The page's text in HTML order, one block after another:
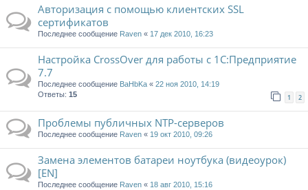
Авторизация с помощью клиентских SSL
сертификатов
Последнее сообщение Raven « 17 дек 2010, 16:23
Настройка CrossOver для работы с 1С:Предприятие
7.7
Последнее сообщение BaHbKa « 22 ноя 2010, 14:19
Ответы: 15 1 2
Проблемы публичных NTP-серверов
Последнее сообщение Raven « 19 окт 2010, 09:26
Замена элементов батареи ноутбука (видеоурок)
[EN]
Последнее сообщение Raven « 18 авг 2010, 15:16